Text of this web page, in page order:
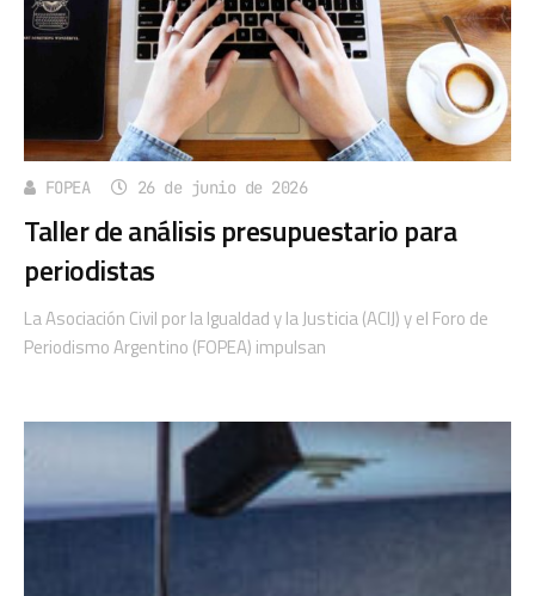
FOPEA 26 de junio de 2026
Taller de análisis presupuestario para
periodistas
La Asociación Civil por la Igualdad y la Justicia (ACIJ) y el Foro de
Periodismo Argentino (FOPEA) impulsan